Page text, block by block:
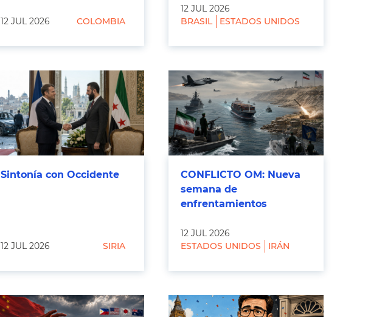
12 JUL 2026 COLOMBIA
12 JUL 2026
BRASIL
ESTADOS UNIDOS
Sintonía con Occidente
12 JUL 2026 SIRIA
CONFLICTO OM: Nueva
semana de
enfrentamientos
12 JUL 2026
ESTADOS UNIDOS
IRÁN